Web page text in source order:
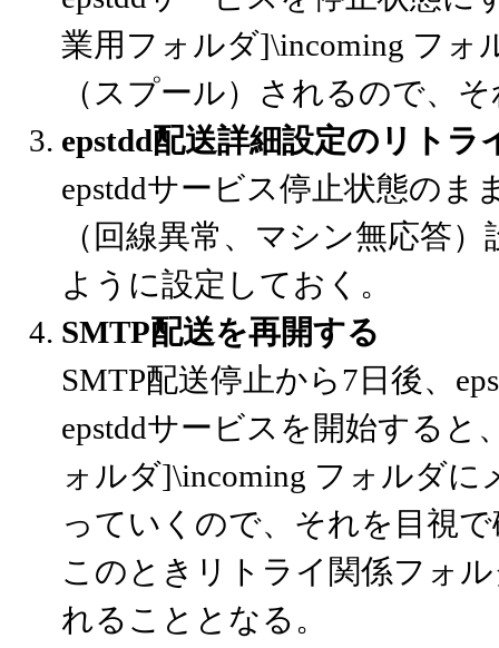
業用フォルダ]\incoming フ
（スプール）されるので、
epstdd配送詳細設定のリト
epstddサービス停止状態のま
（回線異常、マシン無応答
ように設定しておく。
SMTP配送を再開する
SMTP配送停止から7日後、
epstddサービスを開始する
ォルダ]\incoming フォルダ
っていくので、それを目視
このときリトライ関係フォ
れることとなる。